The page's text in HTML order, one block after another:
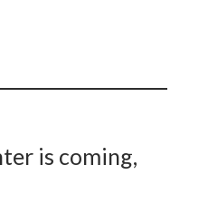
is coming,